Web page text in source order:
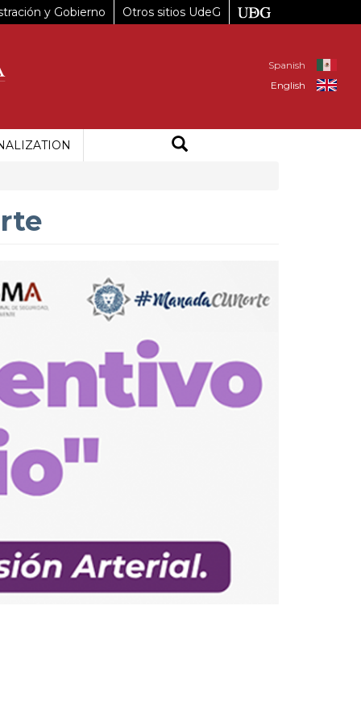
y Gobierno Otros sitios UdeG
Spanish
English